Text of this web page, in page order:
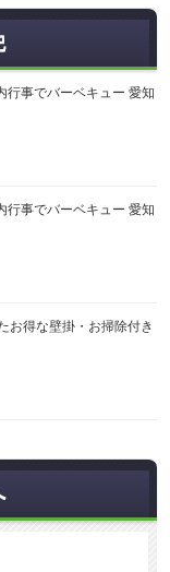
事でバーベキュー 愛知
事でバーベキュー 愛知
お得な壁掛・お掃除付き